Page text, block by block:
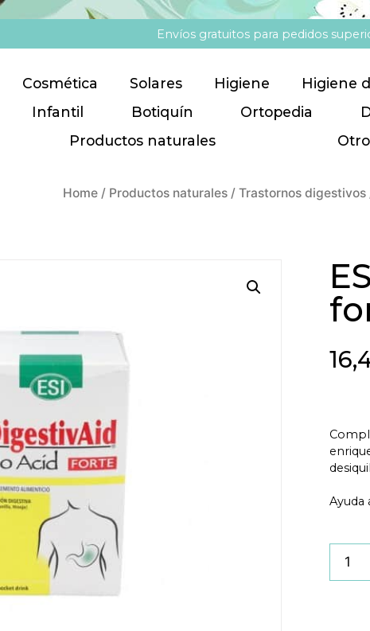
Envíos gratuitos para pedidos
Cosmética Solares Higiene Higiene
Infantil
Botiquín Ortopedia
Productos naturales
Home / Productos naturales / Trastornos digestivos
Ayuda